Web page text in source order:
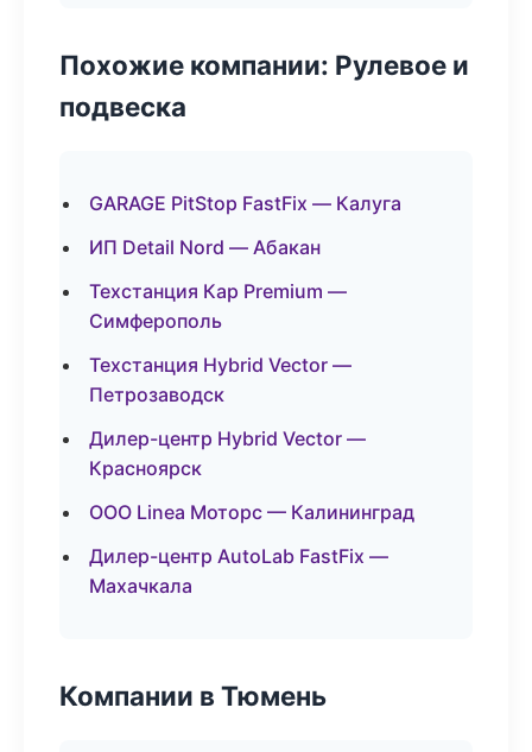
Похожие компании: Рулевое и
подвеска
GARAGE PitStop FastFix — Калуга
ИП Detail Nord — Абакан
Техстанция Кар Premium —
Симферополь
Техстанция Hybrid Vector —
Петрозаводск
Дилер-центр Hybrid Vector —
Красноярск
ООО Linea Моторс — Калининград
Дилер-центр AutoLab FastFix —
Махачкала
Компании в Тюмень